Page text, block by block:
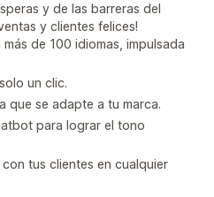
y de las barreras del
y clientes felices!
de 100 idiomas, impulsada
un clic.
que se adapte a tu marca.
para lograr el tono
tus clientes en cualquier